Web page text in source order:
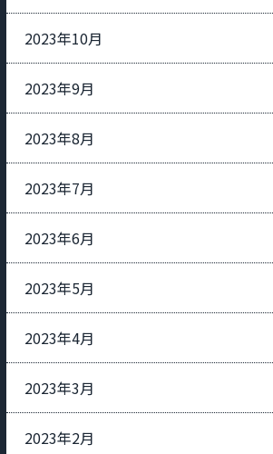
2023年10月
2023年9月
2023年8月
2023年7月
2023年6月
2023年5月
2023年4月
2023年3月
2023年2月